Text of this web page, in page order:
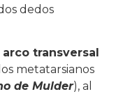
dedos
transversal
metatarsianos
de Mulder), al